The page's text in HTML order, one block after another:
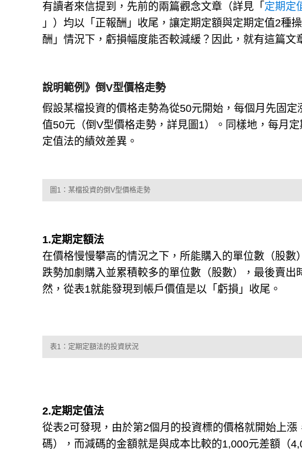
有讀者來信提到，先前的兩篇觀念文章（詳見「 定期定
」）均以「正報酬」收尾，讓定期定額與定期定值2種
酬」情況下，虧損幅度能否較減緩？因此，就有這篇文
說明範例》倒V型價格走勢
假設某檔投資的價格走勢為從50元開始，每個月先固
值50元（倒V型價格走勢，詳見圖1）。同樣地，每月
定值法的績效差異。
圖1：某檔投資的倒V型價格走勢
1.定期定額法
在價格慢慢攀高的情況之下，所能購入的單位數（股
跌勢加劇購入並累積較多的單位數（股數），最後賣
然，從表1就能發現到帳戶價值是以「虧損」收尾。
表1：定期定額法的投資狀況
2.定期定值法
從表2可發現，由於第2個月的投資標的價格就開始上
碼），而減碼的金額就是與成本比較的1,000元差額（